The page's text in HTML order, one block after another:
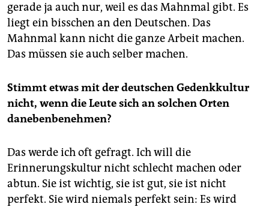
gerade ja auch nur, weil es das Mahnmal gibt. Es
liegt ein bisschen an den Deutschen. Das
Mahnmal kann nicht die ganze Arbeit machen.
Das müssen sie auch selber machen.
Stimmt etwas mit der deutschen Gedenkkultur
nicht, wenn die Leute sich an solchen Orten
danebenbenehmen?
Das werde ich oft gefragt. Ich will die
Erinnerungskultur nicht schlecht machen oder
abtun. Sie ist wichtig, sie ist gut, sie ist nicht
perfekt. Sie wird niemals perfekt sein: Es wird